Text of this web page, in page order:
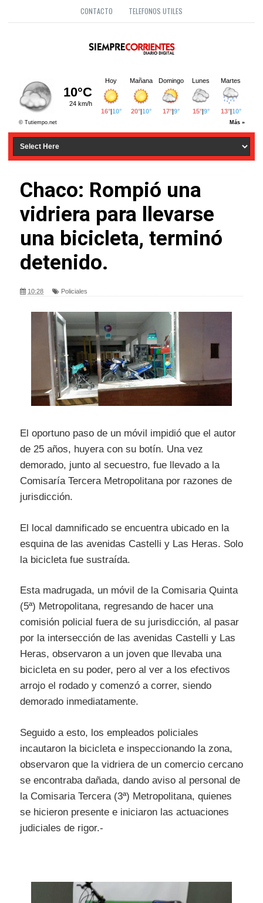
CONTACTO TELEFONOS UTILES
Chaco: Rompió una
vidriera para llevarse
una bicicleta, terminó
detenido.
10:28 Policiales
El oportuno paso de un móvil impidió que el autor
de 25 años, huyera con su botín. Una vez
demorado, junto al secuestro, fue llevado a la
Comisaría Tercera Metropolitana por razones de
jurisdicción.
El local damnificado se encuentra ubicado en la
esquina de las avenidas Castelli y Las Heras. Solo
la bicicleta fue sustraída.
Esta madrugada, un móvil de la Comisaria Quinta
(5ª) Metropolitana, regresando de hacer una
comisión policial fuera de su jurisdicción, al pasar
por la intersección de las avenidas Castelli y Las
Heras, observaron a un joven que llevaba una
bicicleta en su poder, pero al ver a los efectivos
arrojo el rodado y comenzó a correr, siendo
demorado inmediatamente.
Seguido a esto, los empleados policiales
incautaron la bicicleta e inspeccionando la zona,
observaron que la vidriera de un comercio cercano
se encontraba dañada, dando aviso al personal de
la Comisaria Tercera (3ª) Metropolitana, quienes
se hicieron presente e iniciaron las actuaciones
judiciales de rigor.-